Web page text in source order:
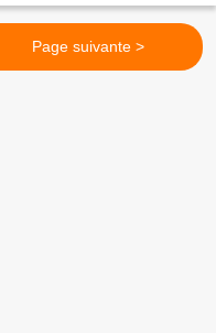
Page suivante >